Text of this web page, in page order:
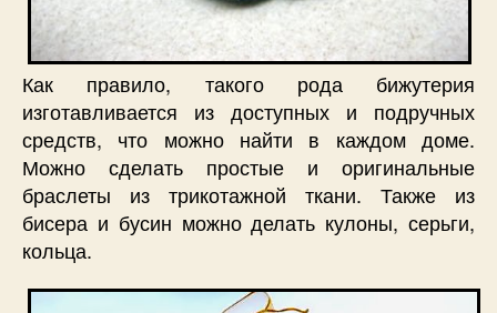
Как правило, такого рода бижутерия
изготавливается из доступных и подручных
средств, что можно найти в каждом доме.
Можно сделать простые и оригинальные
браслеты из трикотажной ткани. Также из
бисера и бусин можно делать кулоны, серьги,
кольца.